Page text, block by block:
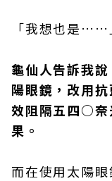
「我想也是……
龜仙人告訴我
陽眼鏡，改用
效阻隔五四○奈
果。
而在使用太陽